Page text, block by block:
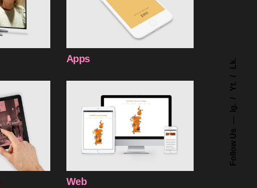
Follow Us
Ig.
Yt.
Lk.
Apps
Web